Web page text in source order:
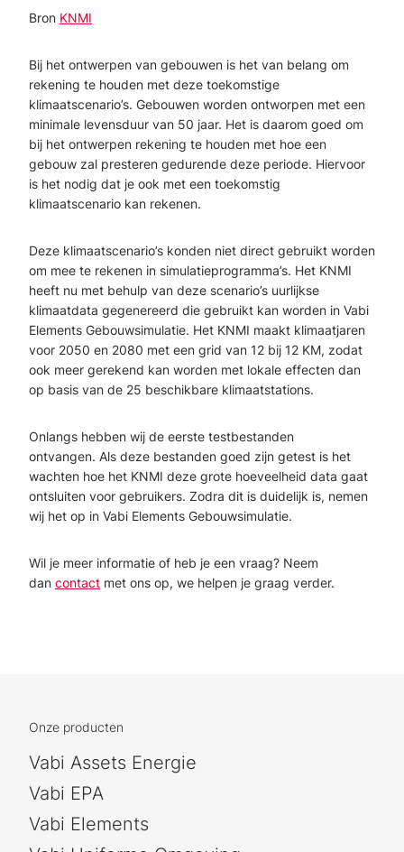
Bron KNMI
Bij het ontwerpen van gebouwen is het van belang om
rekening te houden met deze toekomstige
klimaatscenario’s. Gebouwen worden ontworpen met een
minimale levensduur van 50 jaar. Het is daarom goed om
bij het ontwerpen rekening te houden met hoe een
gebouw zal presteren gedurende deze periode. Hiervoor
is het nodig dat je ook met een toekomstig
klimaatscenario kan rekenen.
Deze klimaatscenario’s konden niet direct gebruikt worden
om mee te rekenen in simulatieprogramma’s. Het KNMI
heeft nu met behulp van deze scenario’s uurlijkse
klimaatdata gegenereerd die gebruikt kan worden in Vabi
Elements Gebouwsimulatie. Het KNMI maakt klimaatjaren
voor 2050 en 2080 met een grid van 12 bij 12 KM, zodat
ook meer gerekend kan worden met lokale effecten dan
op basis van de 25 beschikbare klimaatstations.
Onlangs hebben wij de eerste testbestanden
ontvangen. Als deze bestanden goed zijn getest is het
wachten hoe het KNMI deze grote hoeveelheid data gaat
ontsluiten voor gebruikers. Zodra dit is duidelijk is, nemen
wij het op in Vabi Elements Gebouwsimulatie.
Wil je meer informatie of heb je een vraag? Neem
dan contact met ons op, we helpen je graag verder.
Onze producten
Vabi Assets Energie
Vabi EPA
Vabi Elements